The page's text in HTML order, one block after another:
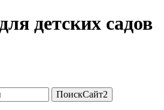
детских садов
ПоискСайт2